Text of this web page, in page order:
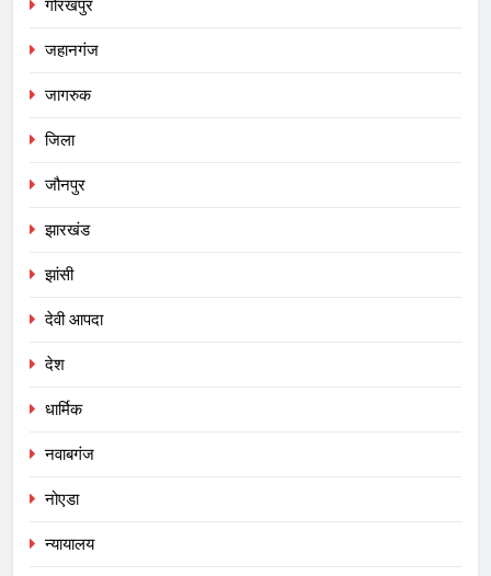
गोरखपुर
जहानगंज
जागरुक
जिला
जौनपुर
झारखंड
झांसी
देवी आपदा
देश
धार्मिक
नवाबगंज
नोएडा
न्यायालय